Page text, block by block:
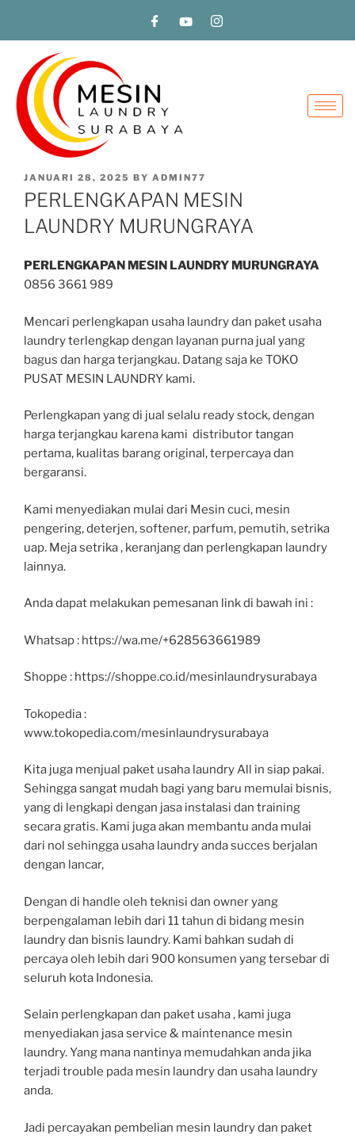
JANUARI 28, 2025 BY ADMIN77
PERLENGKAPAN MESIN
LAUNDRY MURUNGRAYA
PERLENGKAPAN MESIN LAUNDRY MURUNGRAYA
0856 3661 989
Mencari perlengkapan usaha laundry dan paket usaha
laundry terlengkap dengan layanan purna jual yang
bagus dan harga terjangkau. Datang saja ke TOKO
PUSAT MESIN LAUNDRY kami.
Perlengkapan yang di jual selalu ready stock, dengan
harga terjangkau karena kami distributor tangan
pertama, kualitas barang original, terpercaya dan
bergaransi.
Kami menyediakan mulai dari Mesin cuci, mesin
pengering, deterjen, softener, parfum, pemutih, setrika
uap. Meja setrika , keranjang dan perlengkapan laundry
lainnya.
Anda dapat melakukan pemesanan link di bawah ini :
Whatsap : https://wa.me/+628563661989
Shoppe : https://shoppe.co.id/mesinlaundrysurabaya
Tokopedia :
www.tokopedia.com/mesinlaundrysurabaya
Kita juga menjual paket usaha laundry All in siap pakai.
Sehingga sangat mudah bagi yang baru memulai bisnis,
yang di lengkapi dengan jasa instalasi dan training
secara gratis. Kami juga akan membantu anda mulai
dari nol sehingga usaha laundry anda succes berjalan
dengan lancar,
Dengan di handle oleh teknisi dan owner yang
berpengalaman lebih dari 11 tahun di bidang mesin
laundry dan bisnis laundry. Kami bahkan sudah di
percaya oleh lebih dari 900 konsumen yang tersebar di
seluruh kota Indonesia.
Selain perlengkapan dan paket usaha , kami juga
menyediakan jasa service & maintenance mesin
laundry. Yang mana nantinya memudahkan anda jika
terjadi trouble pada mesin laundry dan usaha laundry
anda.
Jadi percayakan pembelian mesin laundry dan paket